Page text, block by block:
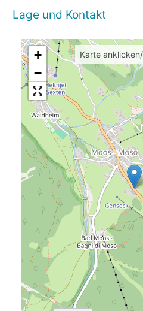
Lage und Kontakt
+
−
Karte